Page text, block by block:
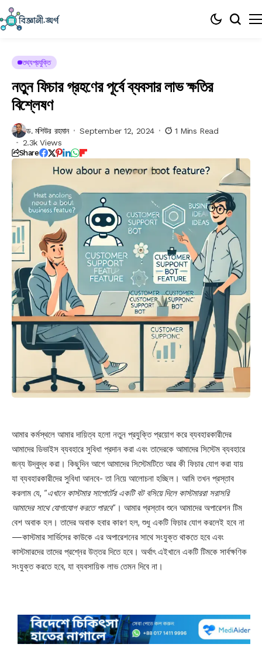
তথ্যপ্রযুক্তি
নতুন ফিচার গ্রহণের পূর্বে ব্যবসার লাভ ক্ষতির
বিশ্লেষণ
ড. মশিউর রহমান September 12, 2024
1 Mins Read
2.3k Views
Share
আমার কর্মস্থলে আমার দায়িত্ব হলো নতুন প্রযুক্তি প্রয়োগ করে ব্যবহারকারীদের
আমাদের ডিভাইস ব্যবহারে সুবিধা প্রদান করা এবং তাদেরকে আমাদের সিস্টেম ব্যবহারে
জন্য উদ্বুদ্ধ করা। কিছুদিন আগে আমাদের সিস্টেমটিতে আর কী ফিচার যোগ করা যায়
যা ব্যবহারকারীদের সুবিধা আনবে- তা নিয়ে আলোচনা হচ্ছিল। আমি তখন প্রস্তাব
করলাম যে, “এখানে কাস্টমার সাপোর্টের একটি বট বসিয়ে দিলে কাস্টমাররা সরাসরি
আমাদের সাথে যোগাযোগ করতে পারবে“। আমার প্রস্তাব শুনে আমাদের অপারেশন টিম
বেশ অবাক হল। তাদের অবাক হবার কারণ হল, শুধু একটি ফিচার যোগ করলেই হবে না
—কাস্টমার সার্ভিসের কাউকে এর অপারেশনের সাথে সংযুক্ত থাকতে হবে এবং
কাস্টমারদের তাদের প্রশ্নের উত্তর দিতে হবে। অর্থাৎ এইখানে একটি টিমকে সার্বক্ষণিক
সংযুক্ত করতে হবে, যা ব্যবসায়িক লাভ তেমন দিবে না।